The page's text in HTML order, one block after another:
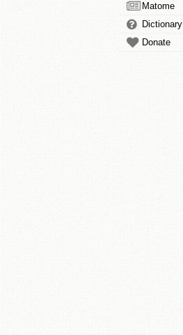
Matome
Dictionary
Donate